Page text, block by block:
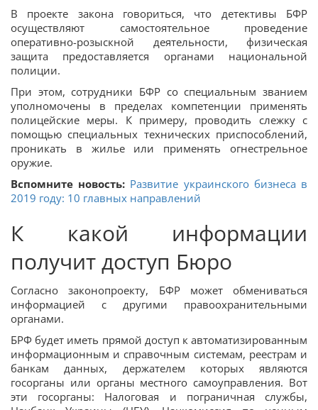
В проекте закона говориться, что детективы БФР
осуществляют самостоятельное проведение
оперативно-розыскной деятельности, физическая
защита предоставляется органами национальной
полиции.
При этом, сотрудники БФР со специальным званием
уполномочены в пределах компетенции применять
полицейские меры. К примеру, проводить слежку с
помощью специальных технических приспособлений,
проникать в жилье или применять огнестрельное
оружие.
Вспомните новость: Развитие украинского бизнеса в
2019 году: 10 главных направлений
К какой информации
получит доступ Бюро
Согласно законопроекту, БФР может обмениваться
информацией с другими правоохранительными
органами.
БРФ будет иметь прямой доступ к автоматизированным
информационным и справочным системам, реестрам и
банкам данных, держателем которых являются
госорганы или органы местного самоуправления. Вот
эти госорганы: Налоговая и пограничная службы,